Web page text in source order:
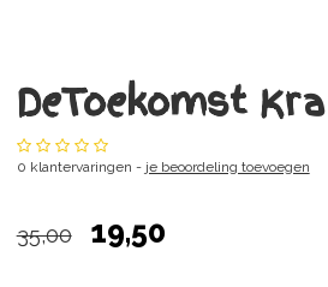
DeToekomst
0 klantervaringen - je beoordeling toevoegen
35,00 19,50